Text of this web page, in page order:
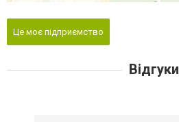
Це моє підприємство
Відгуки